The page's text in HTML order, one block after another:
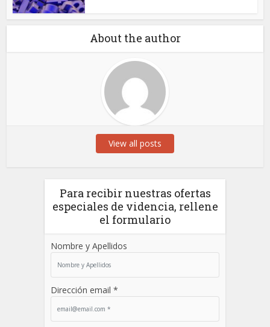
About the author
View all posts
Para recibir nuestras ofertas
especiales de videncia, rellene
el formulario
Nombre y Apellidos
Dirección email *